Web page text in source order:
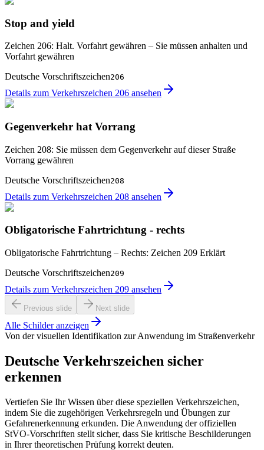
Stop and yield
Zeichen 206: Halt. Vorfahrt gewähren – Sie müssen anhalten und
Vorfahrt gewähren
Deutsche Vorschriftszeichen206
Details zum Verkehrszeichen 206 ansehen
Gegenverkehr hat Vorrang
Zeichen 208: Sie müssen dem Gegenverkehr auf dieser Straße
Vorrang gewähren
Deutsche Vorschriftszeichen208
Details zum Verkehrszeichen 208 ansehen
Obligatorische Fahrtrichtung - rechts
Obligatorische Fahrtrichtung – Rechts: Zeichen 209 Erklärt
Deutsche Vorschriftszeichen209
Details zum Verkehrszeichen 209 ansehen
Previous slide Next slide
Alle Schilder anzeigen
Von der visuellen Identifikation zur Anwendung im Straßenverkehr
Deutsche Verkehrszeichen sicher
erkennen
Vertiefen Sie Ihr Wissen über diese speziellen Verkehrszeichen,
indem Sie die zugehörigen Verkehrsregeln und Übungen zur
Gefahrenerkennung erkunden. Die Anwendung der offiziellen
StVO-Vorschriften stellt sicher, dass Sie kritische Beschilderungen
in Ihrer theoretischen Prüfung korrekt deuten.